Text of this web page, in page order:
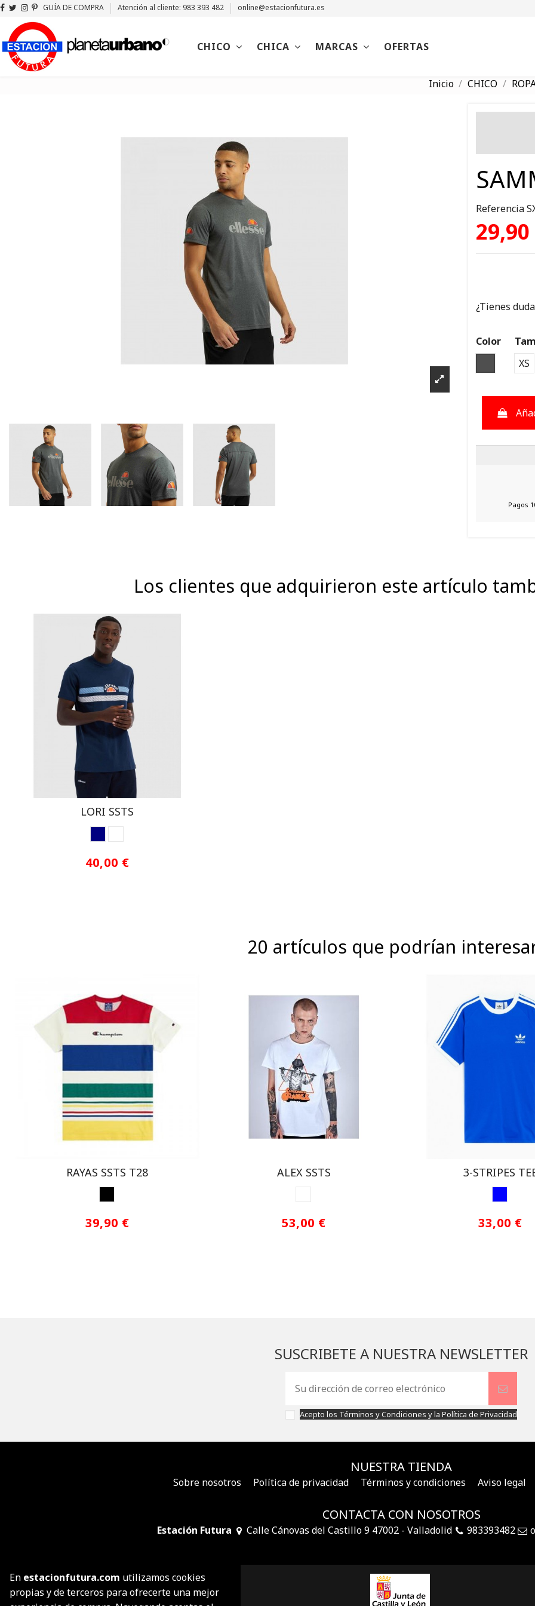
GUÍA DE COMPRA Atención al cliente: 983 393 482 online@estacionfutura.es
CHICO CHICA MARCAS OFERTAS
Inicio CHICO
Referencia
29,90
¿Tienes
Color
GRIS
XS
Pagos
Los clientes que adquirieron este artículo
LORI SSTS
40,00 €
20 artículos que podrían
RAYAS SSTS T28
39,90 €
ALEX SSTS
53,00 €
3-STRIPES
33,00 €
SUSCRIBETE A NUESTRA NEWSLETTER
Acepto los Términos y Condiciones y la Política de Privacidad
NUESTRA TIENDA
Sobre nosotros Política de privacidad Términos y condiciones Aviso legal
CONTACTA CON NOSOTROS
Estación Futura Calle Cánovas del Castillo 9 47002 - Valladolid 983393482
En estacionfutura.com utilizamos cookies
propias y de terceros para ofrecerte una mejor